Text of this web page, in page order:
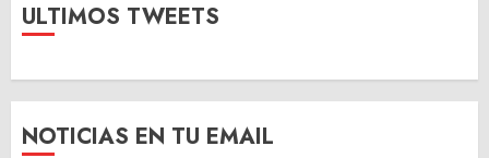
ULTIMOS TWEETS
NOTICIAS EN TU EMAIL